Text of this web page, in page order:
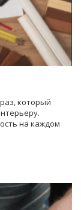
который
на каждом